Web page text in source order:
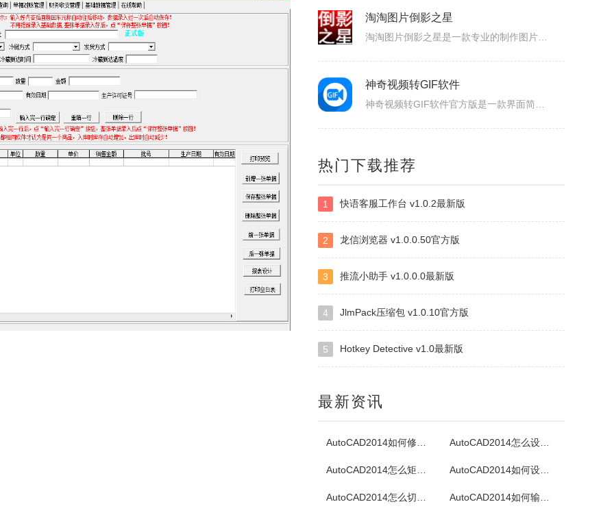
淘淘图片倒影之星
神奇视频转GIF软件
BlueScreenView
ZipCentral
DVDPlusIdentifier是一款能够从DVD+R/W盘片读出某种独特盘片参数的程序，它是一款提供了与其它读取DVD-R/W介质参数软件相同功能的应用于DVD+R/W的程序。
一款免费强大的ISO映像文件创建,解压和刻录工具，它可以创建一个ISO镜像文件，从ISO映像中提取内容，以及刻录ISO映像文件到DVD光盘。
热门下载推荐
1 快语客服工作台 v1.0.2最新版
2 龙信浏览器 v1.0.0.50官方版
3 推流小助手 v1.0.0.0最新版
4 JlmPack压缩包 v1.0.10官方版
5 Hotkey Detective v1.0最新版
最新资讯
AutoCAD2014如何修改标注文字 AutoCAD2014怎么设置透明度
AutoCAD2014怎么矩阵阵列 AutoCAD2014如何设置延伸图形
AutoCAD2014怎么切换经典模式 AutoCAD2014如何输入文字